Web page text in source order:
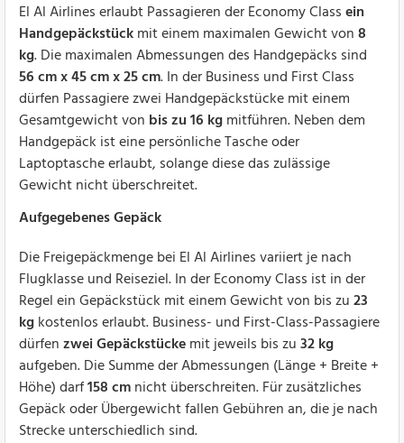
El Al Airlines erlaubt Passagieren der Economy Classein
Handgepäckstückmit einem maximalen Gewicht von8
kg. Die maximalen Abmessungen des Handgepäcks sind
56 cm x 45 cm x 25 cm. In der Business und First Class
dürfen Passagiere zwei Handgepäckstücke mit einem
Gesamtgewicht von bis zu 16 kgmitführen. Neben dem
Handgepäck ist eine persönliche Tasche oder
Laptoptasche erlaubt, solange diese das zulässige
Gewicht nicht überschreitet.
Aufgegebenes Gepäck
Die Freigepäckmenge bei El Al Airlines variiert je nach
Flugklasse und Reiseziel. In der Economy Class ist in der
Regel ein Gepäckstück mit einem Gewicht von bis zu23
kgkostenlos erlaubt. Business- und First-Class-Passagiere
dürfenzwei Gepäckstückemit jeweils bis zu32 kg
aufgeben. Die Summe der Abmessungen (Länge + Breite +
Höhe) darf158 cmnicht überschreiten. Für zusätzliches
Gepäck oder Übergewicht fallen Gebühren an, die je nach
Strecke unterschiedlich sind.